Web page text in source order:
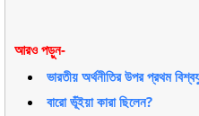
আরও পড়ুন-
ভারতীয় অর্থনীতির উপর প্রথম
বারো ভূঁইয়া কারা ছিলেন?